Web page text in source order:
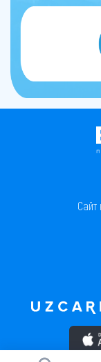
Сайт